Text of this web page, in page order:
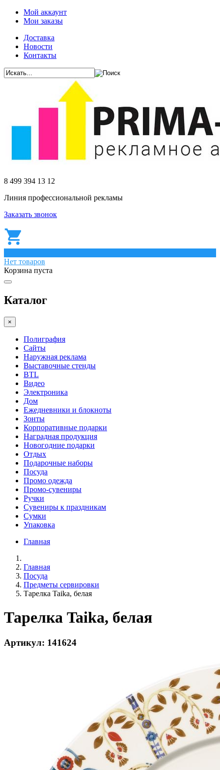
Мой аккаунт
Мои заказы
Доставка
Новости
Контакты
8 499 394 13 12
Линия профессиональной рекламы
Заказать звонок
Нет товаров
Корзина пуста
Каталог
×
Полиграфия
Сайты
Наружная реклама
Выставочные стенды
BTL
Видео
Электроника
Дом
Ежедневники и блокноты
Зонты
Корпоративные подарки
Наградная продукция
Новогодние подарки
Отдых
Подарочные наборы
Посуда
Промо одежда
Промо-сувениры
Ручки
Сувениры к праздникам
Сумки
Упаковка
Главная
Главная
Посуда
Предметы сервировки
Тарелка Taika, белая
Тарелка Taika, белая
Артикул: 141624